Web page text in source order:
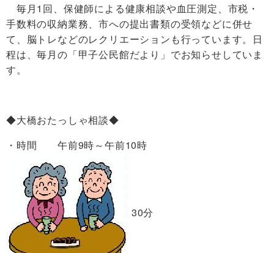
毎月1回、保健師による健康相談や血圧測定、市税・
手数料の収納業務、市への提出書類の受領などに併せ
て、脳トレなどのレクリエーションも行っています。日
程は、毎月の「甲子公民館だより」でお知らせしていま
す。
◆大橋おたっしゃ相談◆
・時間 午前9時～午前10時
30分